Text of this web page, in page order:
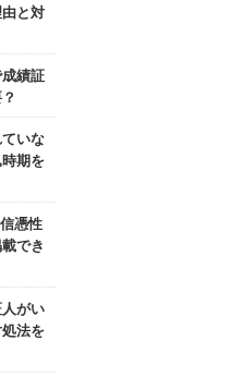
と対
績証
いな
期を
憑性
でき
がい
法を